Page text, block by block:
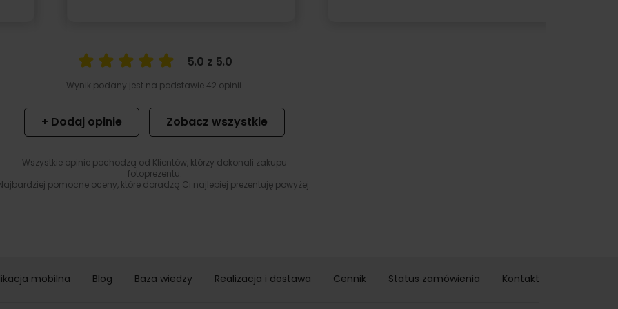
5.0 z 5.0
Wynik podany jest na podstawie 42 opinii.
+ Dodaj opinie Zobacz wszystkie
Wszystkie opinie pochodzą od Klientów, którzy dokonali zakupu
fotoprezentu.
pomocne oceny, które doradzą Ci najlepiej prezentuję powyżej.
mobilna Blog Baza wiedzy Realizacja i dostawa Cennik Status zamówienia Kontakt